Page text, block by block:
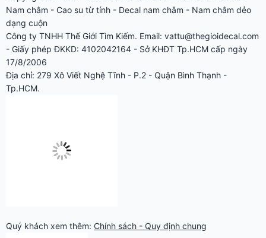
Nam châm - Cao su từ tính - Decal nam châm - Nam châm dẻo
dạng cuộn
Công ty TNHH Thế Giới Tìm Kiếm. Email: vattu@thegioidecal.com
- Giấy phép ĐKKD: 4102042164 - Sở KHĐT Tp.HCM cấp ngày
17/8/2006
Địa chỉ: 279 Xô Viết Nghệ Tĩnh - P.2 - Quận Bình Thạnh -
Tp.HCM.
Quý khách xem thêm: Chính sách - Quy định chung